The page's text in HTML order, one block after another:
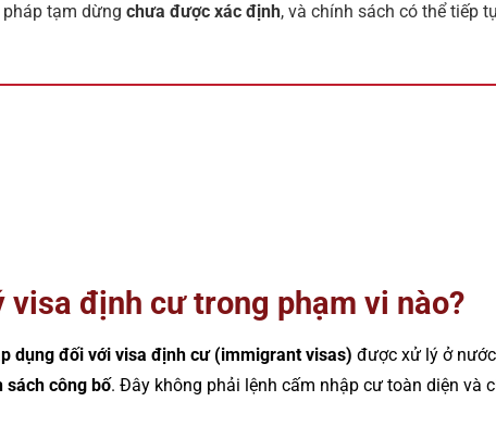
tạm dừng chưa được xác định, và chính sách có thể tiếp
định cư trong phạm vi nào?
dụng đối với visa định cư (immigrant visas) được xử lý ở
sách công bố. Đây không phải lệnh cấm nhập cư toàn diện và